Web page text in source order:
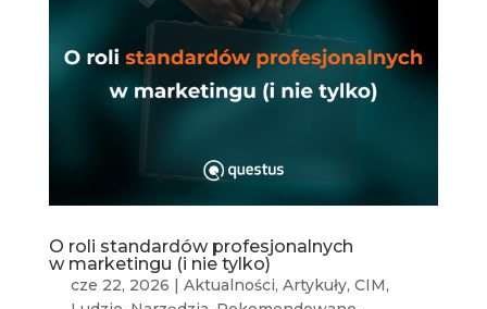
O roli standardów profesjonalnych
w marketingu (i nie tylko)
cze 22, 2026 | Aktualności, Artykuły, CIM,